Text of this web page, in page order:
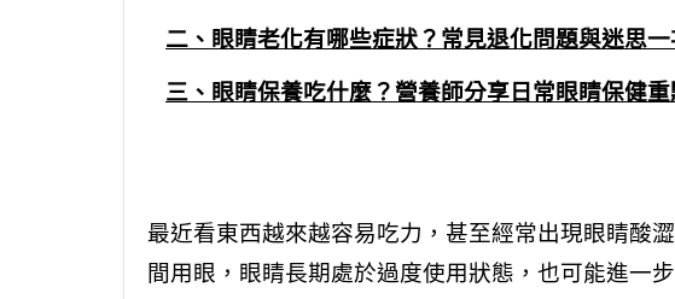
二、眼睛老化有哪些症狀？常見退化問題與迷思
三、眼睛保養吃什麼？營養師分享日常眼睛保健重
最近看東西越來越容易吃力，甚至經常出現眼睛酸
間用眼，眼睛長期處於過度使用狀態，也可能進一